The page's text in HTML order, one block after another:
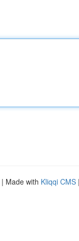
| Made with Kliqqi CMS |